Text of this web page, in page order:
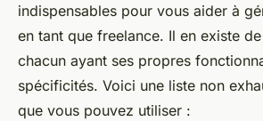
indispensables pour vous aider à
en tant que freelance. Il en existe
chacun ayant ses propres
spécificités. Voici une liste non
que vous pouvez utiliser :